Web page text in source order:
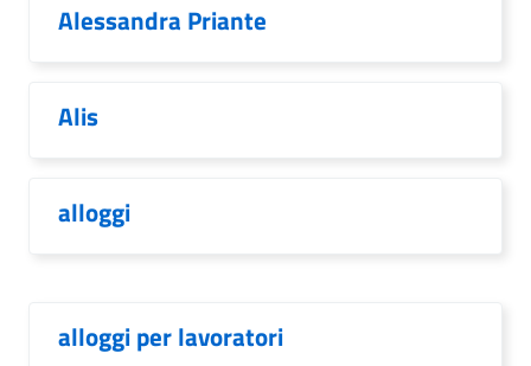
Alessandra Priante
Alis
alloggi
alloggi per lavoratori